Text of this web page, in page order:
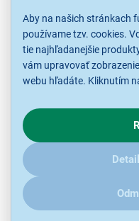
Aby na našich stránkach
používame tzv. cookies.
tie najhľadanejšie
vám upravovať
webu hľadáte. Kliknutím
o chovaní na webe pre
V prípade že vás
ďalšími údaji pracujeme,
DJI Avata 2 dron
Dron, v balení iba dron,
minút, s nabíjacou stanicou
- 13 km, možnosť pripojenia
GB, slot na mikroSD kartu,
Ihneď k odoslaniu
K vyzdvihnutiu už 10.8.
422,00 €